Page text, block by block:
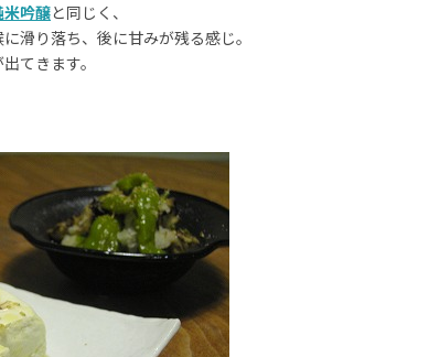
吟醸と同じく、
滑り落ち、後に甘みが残る感じ。
てきます。